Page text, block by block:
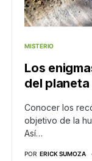
MISTERIO
Los
del planeta
Conocer los
objetivo de la
Así…
POR ERICK SUMOZA